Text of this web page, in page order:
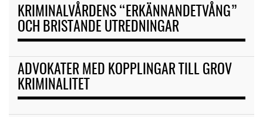
KRIMINALVÅRDENS “ERKÄNNANDETVÅNG”
OCH BRISTANDE UTREDNINGAR
ADVOKATER MED KOPPLINGAR TILL GROV
KRIMINALITET